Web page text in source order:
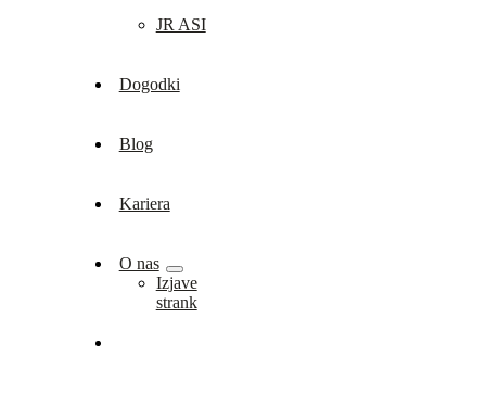
JR ASI
Dogodki
Blog
Kariera
O nas
Izjave
strank